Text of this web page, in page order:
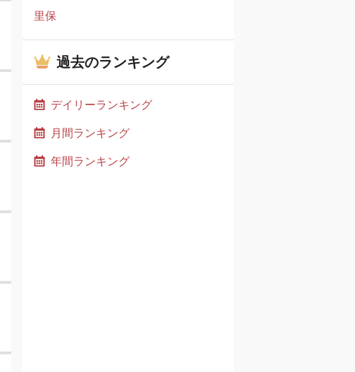
里保
過去のランキング
デイリーランキング
月間ランキング
年間ランキング